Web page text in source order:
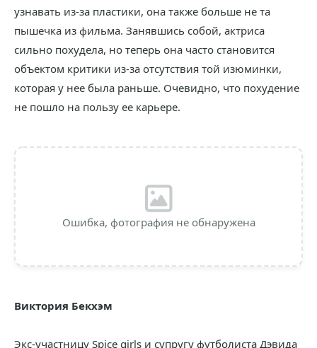
узнавать из-за пластики, она также больше не та
пышечка из фильма. Занявшись собой, актриса
сильно похудела, но теперь она часто становится
объектом критики из-за отсутствия той изюминки,
которая у нее была раньше. Очевидно, что похудение
не пошло на пользу ее карьере.
Ошибка, фотография не обнаружена
Виктория Бекхэм
Экс-участницу Spice girls и супругу футболиста Дэвида